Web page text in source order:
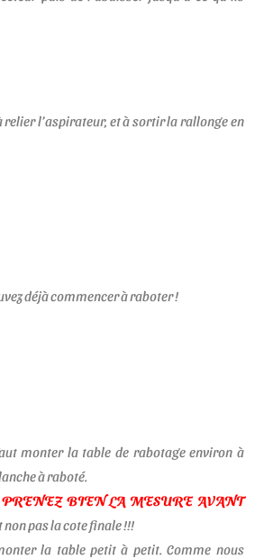
relier l’aspirateur, et à sortir la rallonge en
déjà commencer à raboter !
monter la table de rabotage environ à
à raboté.
PRENEZ BIEN LA MESURE AVANT
non pas la cote finale !!!
la table petit à petit. Comme nous